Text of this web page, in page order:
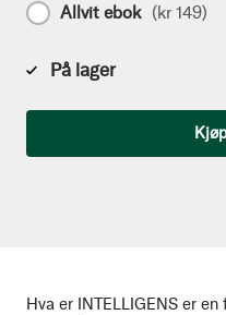
Hva er INTELLIGENS er
Allvit ebok (kr 149)
På lager